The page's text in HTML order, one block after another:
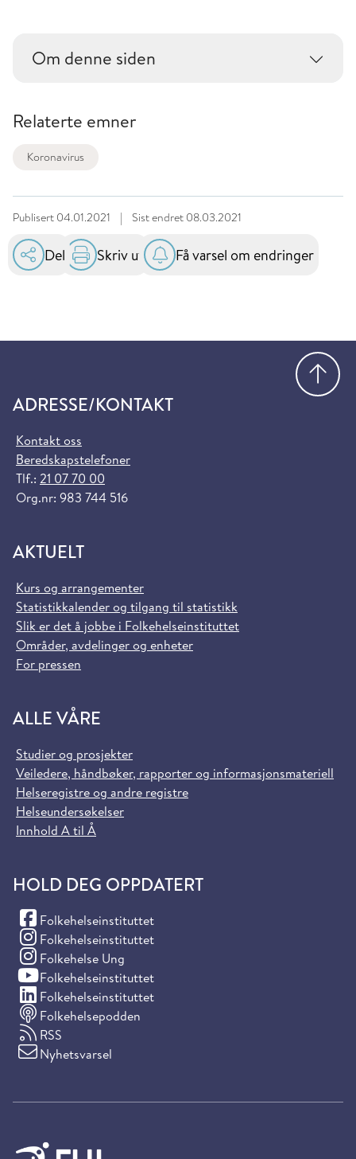
Om denne siden
Relaterte emner
Koronavirus
Publisert 04.01.2021 | Sist endret 08.03.2021
Del Skriv ut Få varsel om endringer
ADRESSE/KONTAKT
Kontakt oss
Beredskapstelefoner
Tlf.: 21 07 70 00
Org.nr: 983 744 516
AKTUELT
Kurs og arrangementer
Statistikkalender og tilgang til statistikk
Slik er det å jobbe i Folkehelseinstituttet
Områder, avdelinger og enheter
For pressen
ALLE VÅRE
Studier og prosjekter
Veiledere, håndbøker, rapporter og informasjonsmateriell
Helseregistre og andre registre
Helseundersøkelser
Innhold A til Å
HOLD DEG OPPDATERT
Folkehelseinstituttet
(Facebook)
Folkehelseinstituttet
(Instagram)
Folkehelse Ung
(Instagram)
Folkehelseinstituttet
(YouTube)
Folkehelseinstituttet
(LinkedIn)
Folkehelsepodden
RSS
Nyhetsvarsel